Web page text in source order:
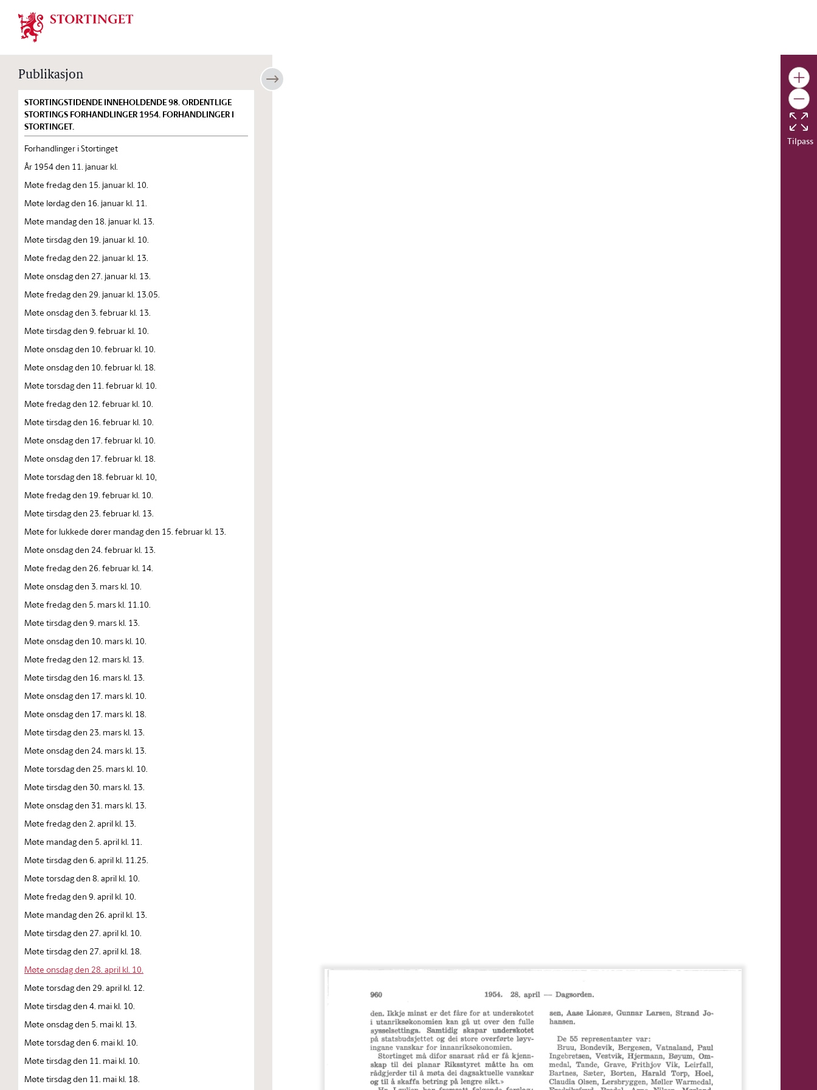
Stortinget.no
Publikasjon
STORTINGSTIDENDE INNEHOLDENDE 98. ORDENTLIGE
STORTINGS FORHANDLINGER 1954. FORHANDLINGER I
STORTINGET.
Forhandlinger i Stortinget
År 1954 den 11. januar kl.
Møte fredag den 15. januar kl. 10.
Møte lørdag den 16. januar kl. 11.
Møte mandag den 18. januar kl. 13.
Møte tirsdag den 19. januar kl. 10.
Møte fredag den 22. januar kl. 13.
Møte onsdag den 27. januar kl. 13.
Møte fredag den 29. januar kl. 13.05.
Møte onsdag den 3. februar kl. 13.
Møte tirsdag den 9. februar kl. 10.
Møte onsdag den 10. februar kl. 10.
Møte onsdag den 10. februar kl. 18.
Møte torsdag den 11. februar kl. 10.
Møte fredag den 12. februar kl. 10.
Møte tirsdag den 16. februar kl. 10.
Møte onsdag den 17. februar kl. 10.
Møte onsdag den 17. februar kl. 18.
Møte torsdag den 18. februar kl. 10,
Møte fredag den 19. februar kl. 10.
Møte tirsdag den 23. februar kl. 13.
Møte for lukkede dører mandag den 15. februar kl. 13.
Møte onsdag den 24. februar kl. 13.
Møte fredag den 26. februar kl. 14.
Møte onsdag den 3. mars kl. 10.
Møte fredag den 5. mars kl. 11.10.
Møte tirsdag den 9. mars kl. 13.
Møte onsdag den 10. mars kl. 10.
Møte fredag den 12. mars kl. 13.
Møte tirsdag den 16. mars kl. 13.
Møte onsdag den 17. mars kl. 10.
Møte onsdag den 17. mars kl. 18.
Møte tirsdag den 23. mars kl. 13.
Møte onsdag den 24. mars kl. 13.
Møte torsdag den 25. mars kl. 10.
Møte tirsdag den 30. mars kl. 13.
Møte onsdag den 31. mars kl. 13.
Møte fredag den 2. april kl. 13.
Møte mandag den 5. april kl. 11.
Møte tirsdag den 6. april kl. 11.25.
Møte torsdag den 8. april kl. 10.
Møte fredag den 9. april kl. 10.
Møte mandag den 26. april kl. 13.
Møte tirsdag den 27. april kl. 10.
Møte tirsdag den 27. april kl. 18.
Møte onsdag den 28. april kl. 10.
Møte torsdag den 29. april kl. 12.
Møte tirsdag den 4. mai kl. 10.
Møte onsdag den 5. mai kl. 13.
Møte torsdag den 6. mai kl. 10.
Møte tirsdag den 11. mai kl. 10.
Møte tirsdag den 11. mai kl. 18.